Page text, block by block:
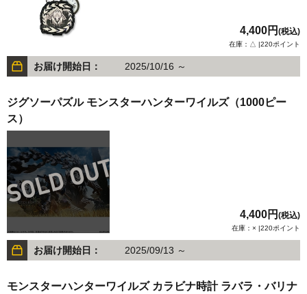
4,400円 (税込)
在庫：△ |220ポイント
お届け開始日： 2025/10/16 ～
ジグソーパズル モンスターハンターワイルズ（1000ピー
ス）
4,400円 (税込)
在庫：× |220ポイント
お届け開始日： 2025/09/13 ～
モンスターハンターワイルズ カラビナ時計 ラバラ・バリナ